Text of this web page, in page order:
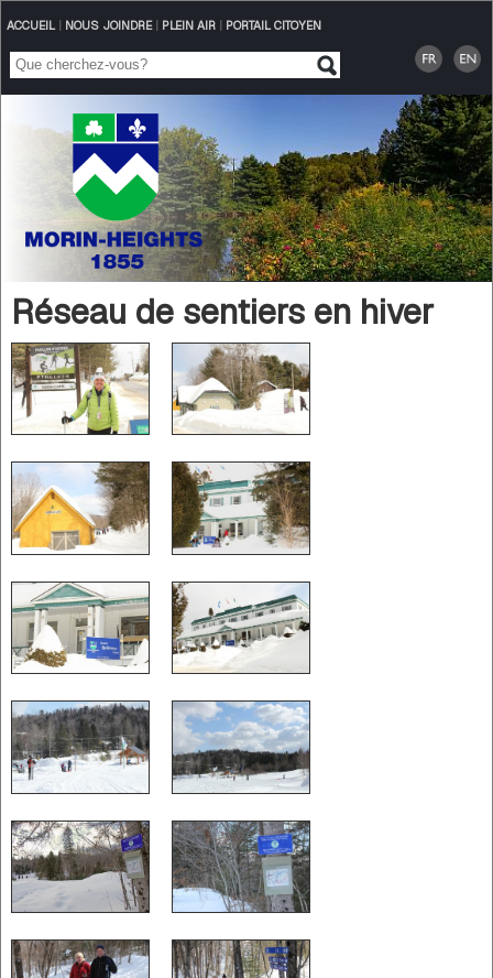
ACCUEIL| NOUS JOINDRE| PLEIN AIR| PORTAIL CITOYEN
Réseau de sentiers en hiver